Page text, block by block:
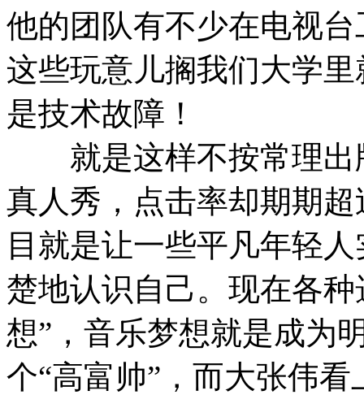
他的团队有不少在电视
这些玩意儿搁我们大学
是技术故障！
就是这样不按常理出
真人秀，点击率却期期
目就是让一些平凡年轻
楚地认识自己。现在各
想”，音乐梦想就是成为
个“高富帅”，而大张伟